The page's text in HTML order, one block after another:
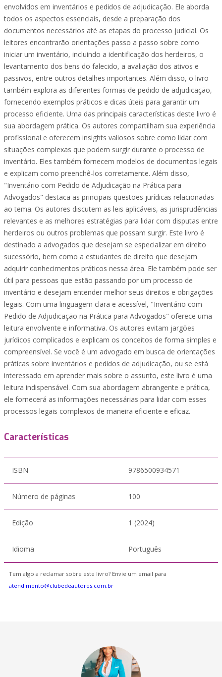
envolvidos em inventários e pedidos de adjudicação. Ele aborda
todos os aspectos essenciais, desde a preparação dos
documentos necessários até as etapas do processo judicial. Os
leitores encontrarão orientações passo a passo sobre como
iniciar um inventário, incluindo a identificação dos herdeiros, o
levantamento dos bens do falecido, a avaliação dos ativos e
passivos, entre outros detalhes importantes. Além disso, o livro
também explora as diferentes formas de pedido de adjudicação,
fornecendo exemplos práticos e dicas úteis para garantir um
processo eficiente. Uma das principais características deste livro é
sua abordagem prática. Os autores compartilham sua experiência
profissional e oferecem insights valiosos sobre como lidar com
situações complexas que podem surgir durante o processo de
inventário. Eles também fornecem modelos de documentos legais
e explicam como preenchê-los corretamente. Além disso,
"Inventário com Pedido de Adjudicação na Prática para
Advogados" destaca as principais questões jurídicas relacionadas
ao tema. Os autores discutem as leis aplicáveis, as jurisprudências
relevantes e as melhores estratégias para lidar com disputas entre
herdeiros ou outros problemas que possam surgir. Este livro é
destinado a advogados que desejam se especializar em direito
sucessório, bem como a estudantes de direito que desejam
adquirir conhecimentos práticos nessa área. Ele também pode ser
útil para pessoas que estão passando por um processo de
inventário e desejam entender melhor seus direitos e obrigações
legais. Com uma linguagem clara e acessível, "Inventário com
Pedido de Adjudicação na Prática para Advogados" oferece uma
leitura envolvente e informativa. Os autores evitam jargões
jurídicos complicados e explicam os conceitos de forma simples e
compreensível. Se você é um advogado em busca de orientações
práticas sobre inventários e pedidos de adjudicação, ou se está
interessado em aprender mais sobre o assunto, este livro é uma
leitura indispensável. Com sua abordagem abrangente e prática,
ele fornecerá as informações necessárias para lidar com esses
processos legais complexos de maneira eficiente e eficaz.
Características
ISBN 9786500934571
Número de páginas 100
Edição 1 (2024)
Idioma Português
Tem algo a reclamar sobre este livro? Envie um email para
atendimento@clubedeautores.com.br